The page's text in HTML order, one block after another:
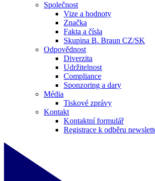
Společnost
Vize a hodnoty
Značka
Fakta a čísla
Skupina B. Braun CZ/SK
Odpovědnost
Diverzita
Udržitelnost
Compliance
Sponzoring a dary
Média
Tiskové zprávy
Kontakt
Kontaktní formulář
Registrace k odběru